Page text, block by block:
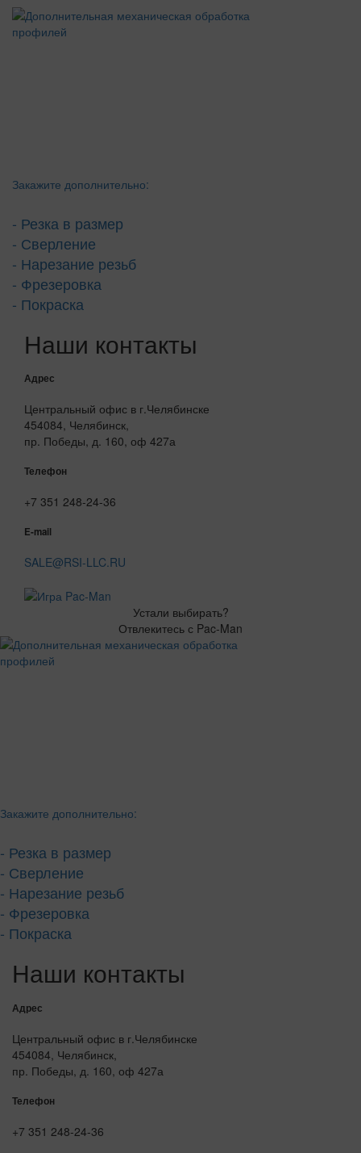
Закажите дополнительно:
- Резка в размер
- Сверление
- Нарезание резьб
- Фрезеровка
- Покраска
Наши контакты
Адрес
Центральный офис в г.Челябинске
454084, Челябинск,
пр. Победы, д. 160, оф 427а
Телефон
+7 351 248-24-36
E-mail
SALE@RSI-LLC.RU
Устали выбирать?
Отвлекитесь с Pac-Man
Закажите дополнительно:
- Резка в размер
- Сверление
- Нарезание резьб
- Фрезеровка
- Покраска
Наши контакты
Адрес
Центральный офис в г.Челябинске
454084, Челябинск,
пр. Победы, д. 160, оф 427а
Телефон
+7 351 248-24-36